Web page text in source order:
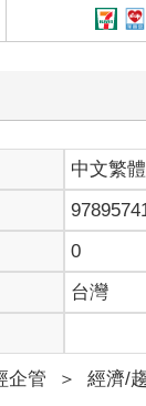
中文繁體
0
台灣
企管 ＞ 經濟/